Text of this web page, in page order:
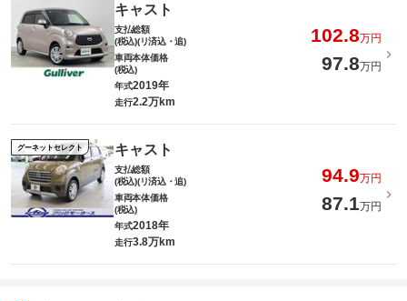
キャスト
支払総額
(税込)(リ済込・追)
102.8万円
車両本体価格
(税込)
97.8万円
年式2019年
走行2.2万km
グーネットセレクト キャスト
支払総額
(税込)(リ済込・追)
94.9万円
車両本体価格
(税込)
87.1万円
年式2018年
走行3.8万km